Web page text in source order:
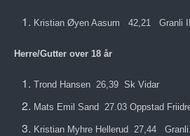
Kristian Øyen Aasum 42,21 Granli
Herre/Gutter over 18 år
Trond Hansen 26,39 Sk Vidar
Mats Emil Sand 27.03 Oppstad
Kristian Myhre Hellerud 27,44